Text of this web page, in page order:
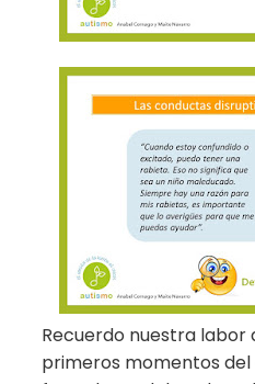
Recuerdo nuestra labor
primeros momentos del